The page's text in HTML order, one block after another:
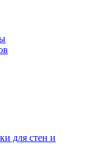
для стен и